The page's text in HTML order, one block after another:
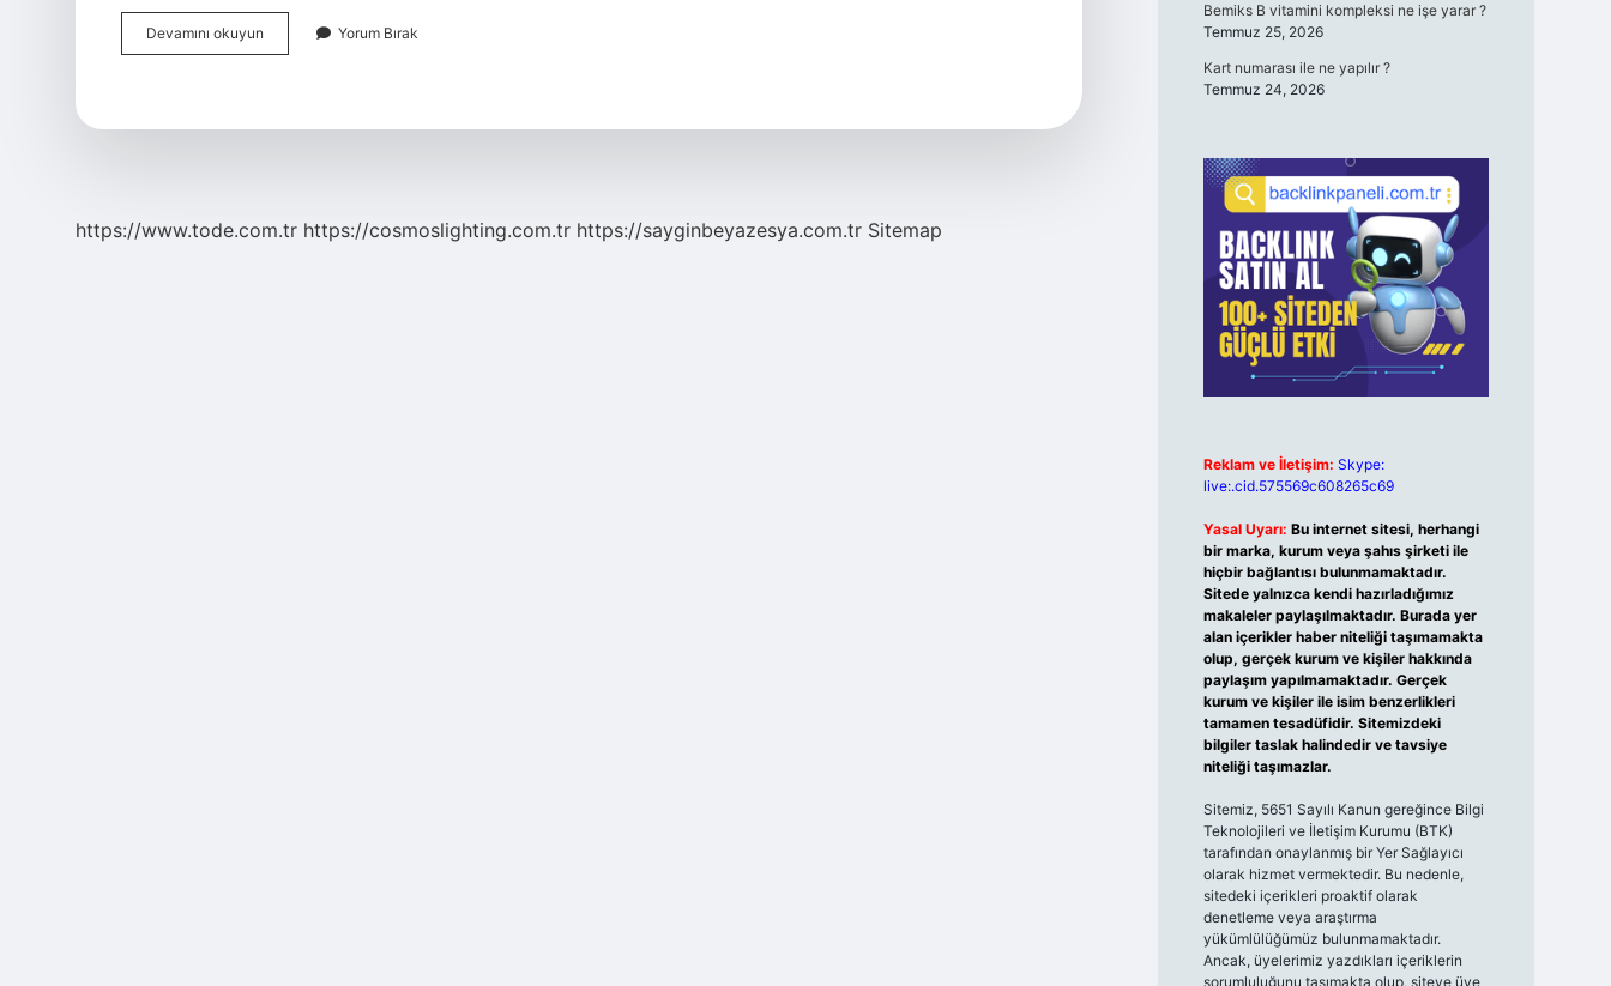
Devamını okuyun
Gelen
Yorum Bırak
https://www.tode.com.tr https://cosmoslighting.com.tr https://sayginbeyazesya.com.tr Sitemap
Bemiks B vitamini kompleksi ne işe yarar ?
Temmuz 25, 2026
Kart numarası ile ne yapılır ?
Temmuz 24, 2026
Reklam ve İletişim: Skype:
live:.cid.575569c608265c69
Yasal Uyarı: Bu internet sitesi, herhangi
bir marka, kurum veya şahıs şirketi ile
hiçbir bağlantısı bulunmamaktadır.
Sitede yalnızca kendi hazırladığımız
makaleler paylaşılmaktadır. Burada yer
alan içerikler haber niteliği taşımamakta
olup, gerçek kurum ve kişiler hakkında
paylaşım yapılmamaktadır. Gerçek
kurum ve kişiler ile isim benzerlikleri
tamamen tesadüfidir. Sitemizdeki
bilgiler taslak halindedir ve tavsiye
niteliği taşımazlar.
Sitemiz, 5651 Sayılı Kanun gereğince Bilgi
Teknolojileri ve İletişim Kurumu (BTK)
tarafından onaylanmış bir Yer Sağlayıcı
olarak hizmet vermektedir. Bu nedenle,
sitedeki içerikleri proaktif olarak
denetleme veya araştırma
yükümlülüğümüz bulunmamaktadır.
Ancak, üyelerimiz yazdıkları içeriklerin
sorumluluğunu taşımakta olup, siteye üye